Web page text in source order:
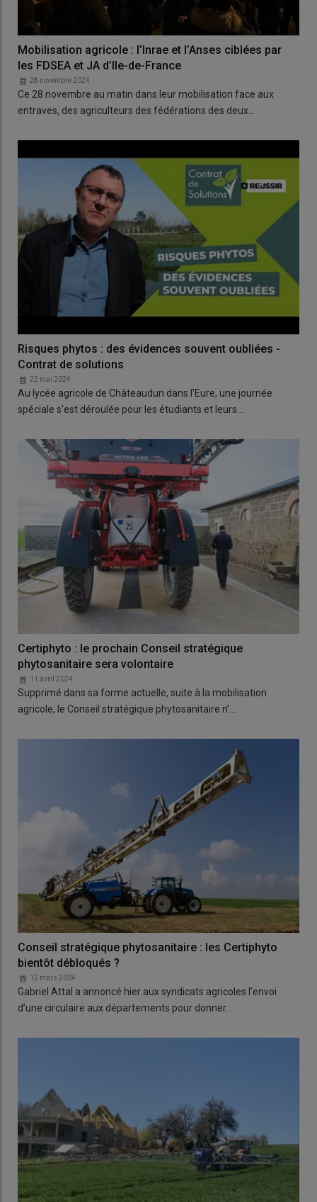
Mobilisation agricole : l’Inrae et l’Anses ciblées par
les FDSEA et JA d’Ile-de-France
28 novembre 2024
Ce 28 novembre au matin dans leur mobilisation face aux
entraves, des agriculteurs des fédérations des deux…
Risques phytos : des évidences souvent oubliées -
Contrat de solutions
22 mai 2024
Au lycée agricole de Châteaudun dans l’Eure, une journée
spéciale s'est déroulée pour les étudiants et leurs…
Certiphyto : le prochain Conseil stratégique
phytosanitaire sera volontaire
11 avril 2024
Supprimé dans sa forme actuelle, suite à la mobilisation
agricole, le Conseil stratégique phytosanitaire n’…
Conseil stratégique phytosanitaire : les Certiphyto
bientôt débloqués ?
12 mars 2024
Gabriel Attal a annoncé hier aux syndicats agricoles l’envoi
d’une circulaire aux départements pour donner…